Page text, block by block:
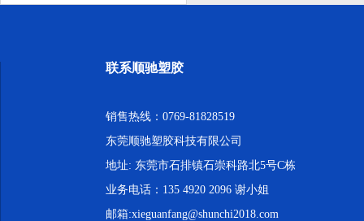
联系顺驰塑胶
销售热线：0769-81828519
东莞顺驰塑胶科技有限公司
地址: 东莞市石排镇石崇科路北5号C栋
业务电话：135 4920 2096 谢小姐
邮箱:xieguanfang@shunchi2018.com